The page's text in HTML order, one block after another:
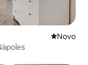
Novo
Novo